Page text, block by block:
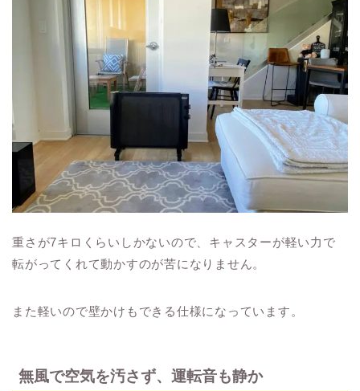
重さが7キロくらいしかないので、キャスターが軽い力で
転がってくれて動かすのが苦になりません。
また軽いので壁かけもできる仕様になっています。
無風で空気を汚さず、運転音も静か